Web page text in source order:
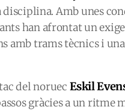
Amb unes
han afrontat un
amb trams tècnics i
del noruec Eskil
gràcies a un ritme